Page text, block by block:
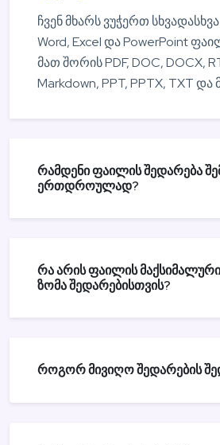
ჩვენ მხარს ვუჭერთ
Word, Excel და PowerPoint
მათ შორის PDF, DOC, DOCX,
Markdown, PPT, PPTX, TXT და
რამდენი ფაილის შედარება
ერთდროულად?
რა არის ფაილის მაქსიმალური
ზომა შედარებისთვის?
როგორ მივიღო შედარების